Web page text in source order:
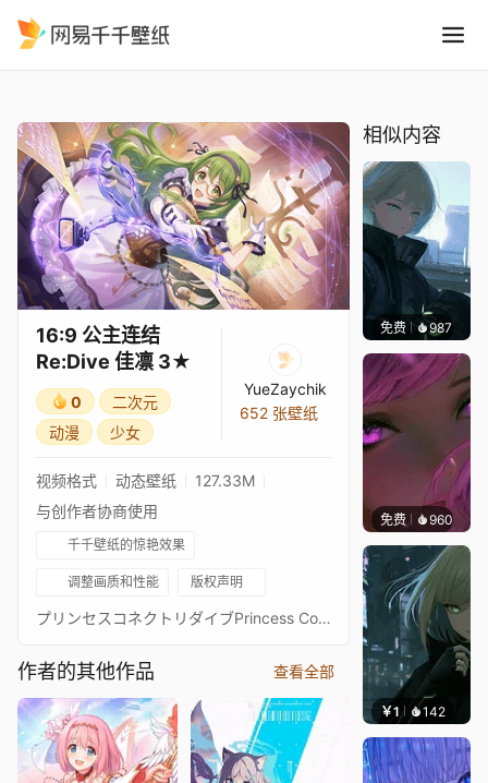
16:9 公主连结
Re:Dive 佳凛 3★
0
二次元
动漫
少女
YueZaychik
652 张壁纸
视频格式 动态壁纸
127.33M
与创作者协商使用
千千壁纸的惊艳效果
调整画质和性能 版权声明
プリンセスコネクトリダイブPrincess Connect! Re: Dive超异域公主连结！Re: Dive3星 佳凛 3★ 主页动画壁纸3★カリン - Karin通过 Waifu2x 降噪放大 + FFmpeg 60FPS 补帧处理21:9 带鱼屏适配版：https://steamcommunity.com/sharedfiles/filedetails/?id=2635882060PCR 16:9 合集：https://steamcommunity.com/sharedfiles/filedetails/?id=2134024999PCR 21:9 合集：https://steamcommunity.com/sharedfiles/filedetails/?id=2137377323
作者的其他作品 查看全部
相似内容
免费 987辰东
免费 960辰东
￥1 142